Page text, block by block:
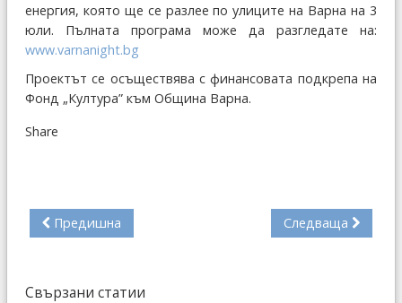
енергия, която ще се разлее по улиците на Варна на 3
юли. Пълната програма може да разгледате на:
www.varnanight.bg
Проектът се осъществява с финансовата подкрепа на
Фонд „Култура” към Община Варна.
Share
Предишна Следваща
Свързани статии